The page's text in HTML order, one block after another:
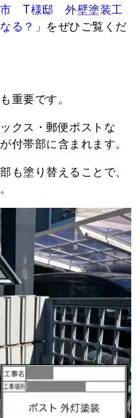
市 T様邸 外壁塗装工
る？」 をぜひご覧くだ
重要です。
クス・郵便ポストな
付帯部に含まれます。
も塗り替えることで、